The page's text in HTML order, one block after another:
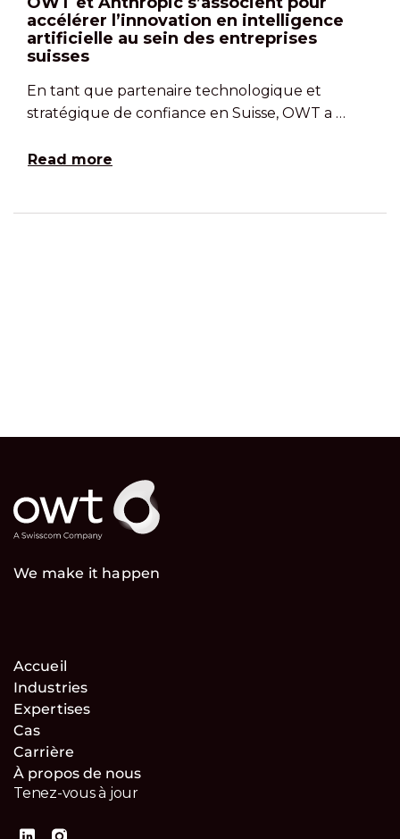
accélérer l’innovation en intelligence
artificielle au sein des entreprises
suisses
En tant que partenaire technologique et
stratégique de confiance en Suisse, OWT a …
Read more
We make it happen
Accueil
Industries
Expertises
Cas
Carrière
À propos de nous
Tenez-vous à jour